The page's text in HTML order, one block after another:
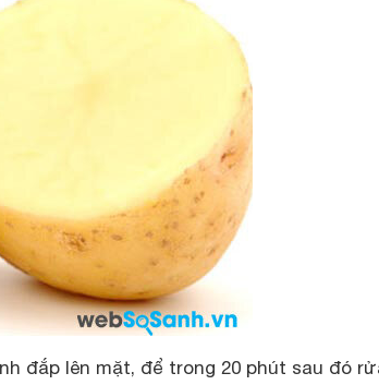
đắp lên mặt, để trong 20 phút sau đó